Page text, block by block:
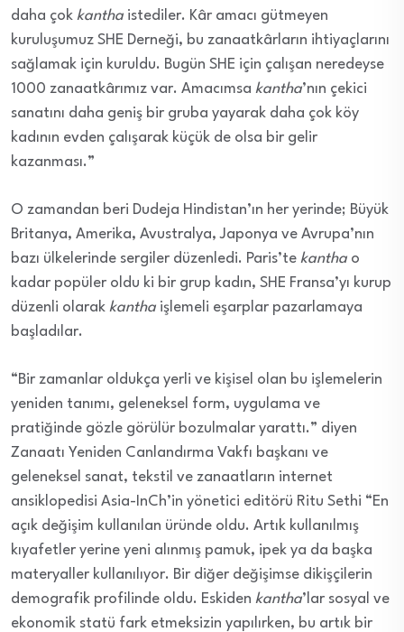
daha çok kantha istediler. Kâr amacı gütmeyen
kuruluşumuz SHE Derneği, bu zanaatkârların ihtiyaçlarını
sağlamak için kuruldu. Bugün SHE için çalışan neredeyse
1000 zanaatkârımız var. Amacımsa kantha’nın çekici
sanatını daha geniş bir gruba yayarak daha çok köy
kadının evden çalışarak küçük de olsa bir gelir
kazanması.”
O zamandan beri Dudeja Hindistan’ın her yerinde; Büyük
Britanya, Amerika, Avustralya, Japonya ve Avrupa’nın
bazı ülkelerinde sergiler düzenledi. Paris’te kantha o
kadar popüler oldu ki bir grup kadın, SHE Fransa’yı kurup
düzenli olarak kantha işlemeli eşarplar pazarlamaya
başladılar.
“Bir zamanlar oldukça yerli ve kişisel olan bu işlemelerin
yeniden tanımı, geleneksel form, uygulama ve
pratiğinde gözle görülür bozulmalar yarattı.” diyen
Zanaatı Yeniden Canlandırma Vakfı başkanı ve
geleneksel sanat, tekstil ve zanaatların internet
ansiklopedisi Asia-InCh’in yönetici editörü Ritu Sethi “En
açık değişim kullanılan üründe oldu. Artık kullanılmış
kıyafetler yerine yeni alınmış pamuk, ipek ya da başka
materyaller kullanılıyor. Bir diğer değişimse dikişçilerin
demografik profilinde oldu. Eskiden kantha’lar sosyal ve
ekonomik statü fark etmeksizin yapılırken, bu artık bir